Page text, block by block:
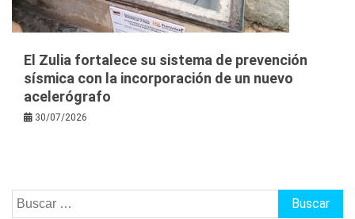
El Zulia fortalece su sistema de prevención
sísmica con la incorporación de un nuevo
acelerógrafo
30/07/2026
Buscar: